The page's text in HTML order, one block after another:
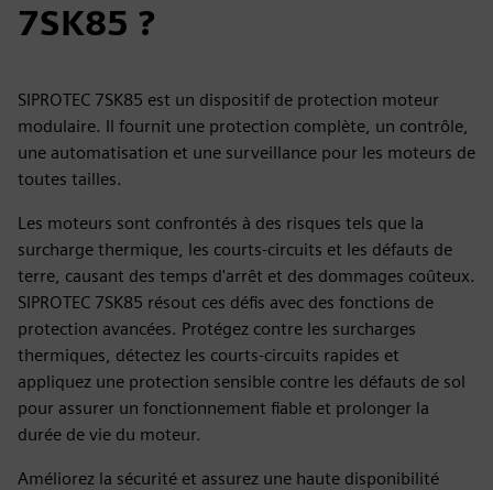
7SK85 ?
SIPROTEC 7SK85 est un dispositif de protection moteur
modulaire. Il fournit une protection complète, un contrôle,
une automatisation et une surveillance pour les moteurs de
toutes tailles.
Les moteurs sont confrontés à des risques tels que la
surcharge thermique, les courts-circuits et les défauts de
terre, causant des temps d'arrêt et des dommages coûteux.
SIPROTEC 7SK85 résout ces défis avec des fonctions de
protection avancées. Protégez contre les surcharges
thermiques, détectez les courts-circuits rapides et
appliquez une protection sensible contre les défauts de sol
pour assurer un fonctionnement fiable et prolonger la
durée de vie du moteur.
Améliorez la sécurité et assurez une haute disponibilité